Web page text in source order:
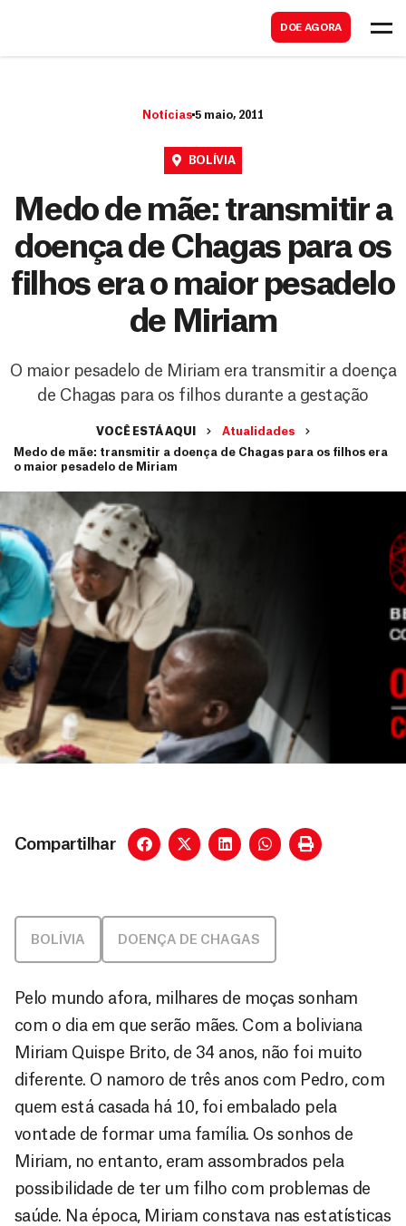
DOE AGORA
Notícias 5 maio, 2011
BOLÍVIA
Medo de mãe: transmitir a
doença de Chagas para os
filhos era o maior pesadelo
de Miriam
O maior pesadelo de Miriam era transmitir a doença
de Chagas para os filhos durante a gestação
VOCÊ ESTÁ AQUI
Atualidades
Medo de mãe: transmitir a doença de Chagas para os filhos era
o maior pesadelo de Miriam
Compartilhar
BOLÍVIA DOENÇA DE CHAGAS
Pelo mundo afora, milhares de moças sonham
com o dia em que serão mães. Com a boliviana
Miriam Quispe Brito, de 34 anos, não foi muito
diferente. O namoro de três anos com Pedro, com
quem está casada há 10, foi embalado pela
vontade de formar uma família. Os sonhos de
Miriam, no entanto, eram assombrados pela
possibilidade de ter um filho com problemas de
saúde. Na época, Miriam constava nas estatísticas
a
r